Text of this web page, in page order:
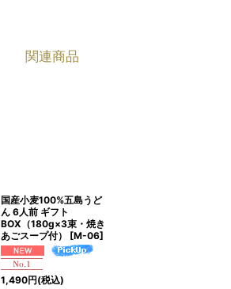
関連商品
国産小麦100%五島うど
ん 6人前 ギフト
BOX（180g×3束・焼き
あごスープ付）
[M-06]
1,490円(税込)